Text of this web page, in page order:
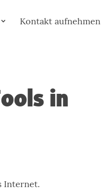
Kontakt aufnehmen
in
Internet.